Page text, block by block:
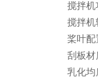
搅拌机
搅拌机
桨叶配
刮板材
乳化均